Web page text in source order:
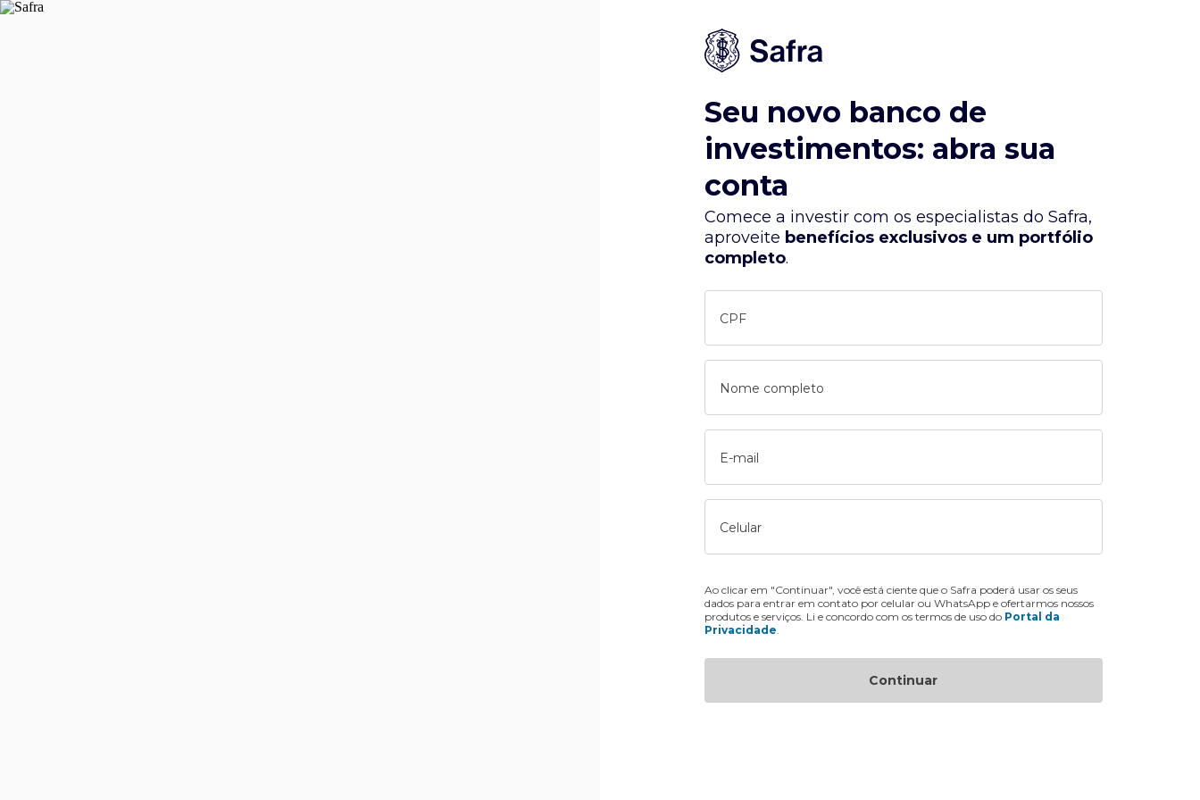
Seu novo banco de
investimentos: abra sua
conta
Comece a investir com os especialistas do Safra,
aproveite benefícios exclusivos e um portfólio
completo.
CPF
Nome completo
E-mail
Celular
Ao clicar em "Continuar", você está ciente que o Safra poderá usar os seus
dados para entrar em contato por celular ou WhatsApp e ofertarmos nossos
produtos e serviços. Li e concordo com os termos de uso do Portal da
Privacidade
Continuar